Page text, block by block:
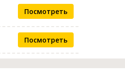
Посмотреть
Посмотреть